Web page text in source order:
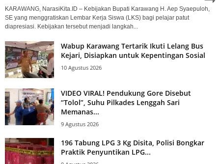
KARAWANG, NarasiKita.ID – Kebijakan Bupati Karawang H. Aep Syaepuloh,
SE yang menggratiskan Lembar Kerja Siswa (LKS) bagi pelajar patut
diapresiasi. Kebijakan tersebut menjadi langkah...
Wabup Karawang Tertarik Ikuti Lelang Bus
Kejari, Disiapkan untuk Kepentingan Sosial
10 Agustus 2026
VIDEO VIRAL! Pendukung Gore Disebut
“Tolol”, Suhu Pilkades Lenggah Sari
Memanas...
9 Agustus 2026
196 Tabung LPG 3 Kg Disita, Polisi Bongkar
Praktik Penyuntikan LPG...